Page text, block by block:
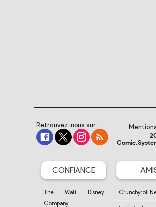
Retrouvez-nous sur :
CONFIANCE
The Walt Disney
Company
Crunchyroll